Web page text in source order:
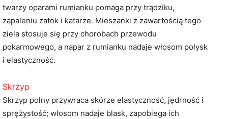
twarzy oparami rumianku pomaga przy trądziku,
zapaleniu zatok i katarze. Mieszanki z zawartością tego
ziela stosuje się przy chorobach przewodu
pokarmowego, a napar z rumianku nadaje włosom połysk
i elastyczność.
Skrzyp
Skrzyp polny przywraca skórze elastyczność, jędrność i
sprężystość; włosom nadaje blask, zapobiega ich